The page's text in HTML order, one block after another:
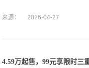
来源： 2026-04-27
4.59万起售，99元享限时三